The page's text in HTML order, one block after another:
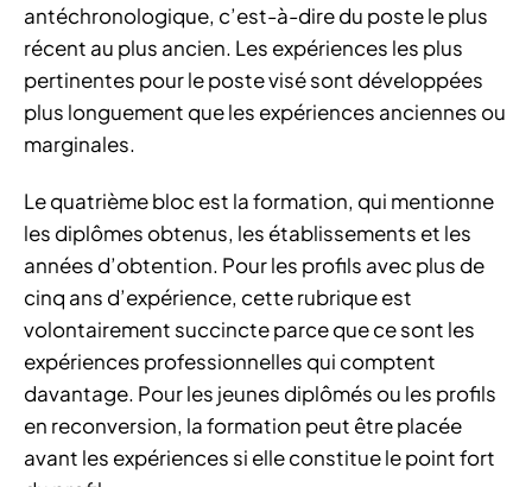
antéchronologique, c’est-à-dire du poste le plus
récent au plus ancien. Les expériences les plus
pertinentes pour le poste visé sont développées
plus longuement que les expériences anciennes ou
marginales.
Le quatrième bloc est la formation, qui mentionne
les diplômes obtenus, les établissements et les
années d’obtention. Pour les profils avec plus de
cinq ans d’expérience, cette rubrique est
volontairement succincte parce que ce sont les
expériences professionnelles qui comptent
davantage. Pour les jeunes diplômés ou les profils
en reconversion, la formation peut être placée
avant les expériences si elle constitue le point fort